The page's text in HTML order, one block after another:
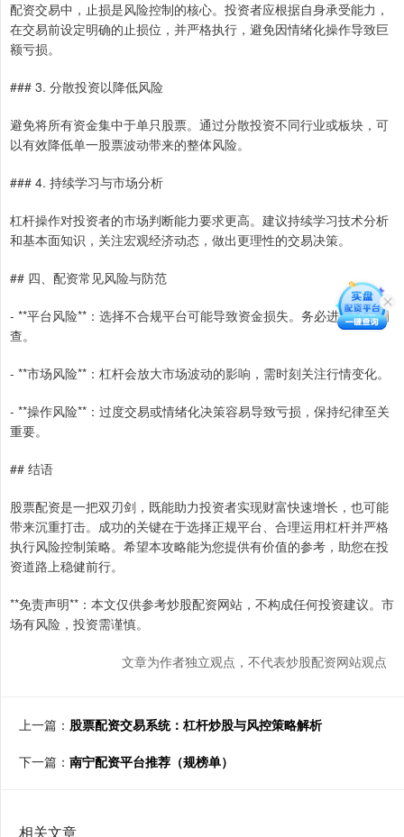
配资交易中，止损是风险控制的核心。投资者应根据自身承受能力，
在交易前设定明确的止损位，并严格执行，避免因情绪化操作导致巨
额亏损。
### 3. 分散投资以降低风险
避免将所有资金集中于单只股票。通过分散投资不同行业或板块，可
以有效降低单一股票波动带来的整体风险。
### 4. 持续学习与市场分析
杠杆操作对投资者的市场判断能力要求更高。建议持续学习技术分析
和基本面知识，关注宏观经济动态，做出更理性的交易决策。
## 四、配资常见风险与防范
- **平台风险**：选择不合规平台可能导致资金损失。务必进行充分调
查。
- **市场风险**：杠杆会放大市场波动的影响，需时刻关注行情变化。
- **操作风险**：过度交易或情绪化决策容易导致亏损，保持纪律至关
重要。
## 结语
股票配资是一把双刃剑，既能助力投资者实现财富快速增长，也可能
带来沉重打击。成功的关键在于选择正规平台、合理运用杠杆并严格
执行风险控制策略。希望本攻略能为您提供有价值的参考，助您在投
资道路上稳健前行。
**免责声明**：本文仅供参考炒股配资网站，不构成任何投资建议。市
场有风险，投资需谨慎。
文章为作者独立观点，不代表炒股配资网站观点
上一篇： 股票配资交易系统：杠杆炒股与风控策略解析
下一篇： 南宁配资平台推荐（规榜单）
相关文章